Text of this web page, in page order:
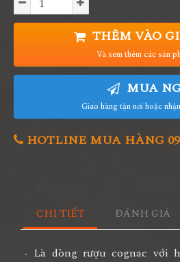
THÊM VÀO
Và xem thêm các sản
MUA
Giao hàng tận nơi hoặc
HOTLINE MUA HÀNG
CHI TIẾT ĐÁNH GIÁ
- Là dòng rượu cognac với